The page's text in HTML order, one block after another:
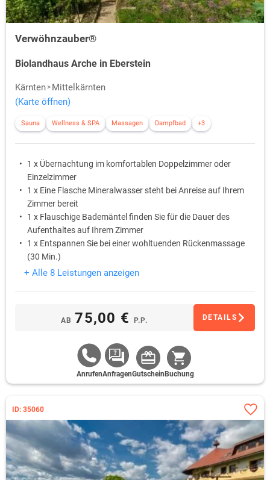
Verwöhnzauber®
Biolandhaus Arche in Eberstein
Kärnten
Mittelkärnten
(Karte öffnen)
Sauna Wellness & SPA Massagen Dampfbad +3
1 x Übernachtung im komfortablen Doppelzimmer oder
Einzelzimmer
1 x Eine Flasche Mineralwasser steht bei Anreise auf Ihrem
Zimmer bereit
1 x Flauschige Bademäntel finden Sie für die Dauer des
Aufenthaltes auf Ihrem Zimmer
1 x Entspannen Sie bei einer wohltuenden Rückenmassage
(30 Min.)
1 x Nutzen Sie nach Lust und Laune im Rahmen der
1 x Genießen Sie am Abend ein 3-Gänge-Menü
+ Alle 8 Leistungen anzeigen
AB 75,00 € P.P. DETAILS
AnrufenAnfragenGutschein Buchung
ID: 35060